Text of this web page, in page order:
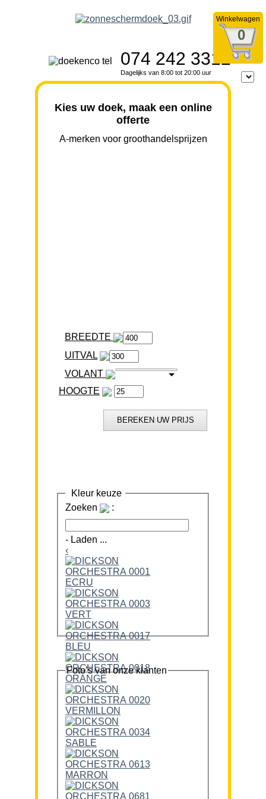
Winkelwagen
0
074 242 3312
Dagelijks van 8:00 tot 20:00 uur
Kies uw doek, maak een online
offerte
A-merken voor groothandelsprijzen
BREEDTE
VOLANT
HOOGTE
Kleur keuze
Zoeken
:
- Laden ...
‹
Foto’s van onze klanten